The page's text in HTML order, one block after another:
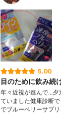
5.00
目のために飲み続
年々近視が進んで…夕
ていました健康診断
でブルーベリーサプ